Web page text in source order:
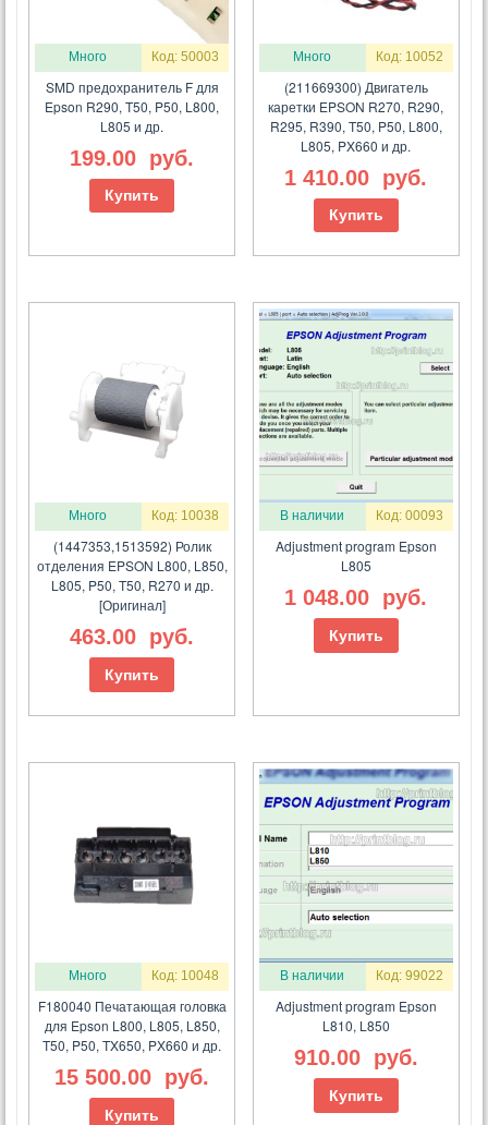
Много Код: 50003
SMD предохранитель F для
Epson R290, T50, P50, L800,
L805 и др.
199.00 руб.
Купить
Много Код: 10052
(211669300) Двигатель
каретки EPSON R270, R290,
R295, R390, T50, P50, L800,
L805, PX660 и др.
1 410.00 руб.
Купить
Много Код: 10038
(1447353,1513592) Ролик
отделения EPSON L800, L850,
L805, P50, T50, R270 и др.
[Оригинал]
463.00 руб.
Купить
В наличии Код: 00093
Adjustment program Epson
L805
1 048.00 руб.
Купить
Много Код: 10048
F180040 Печатающая головка
для Epson L800, L805, L850,
T50, P50, TX650, PX660 и др.
15 500.00 руб.
Купить
В наличии Код: 99022
Adjustment program Epson
L810, L850
910.00 руб.
Купить